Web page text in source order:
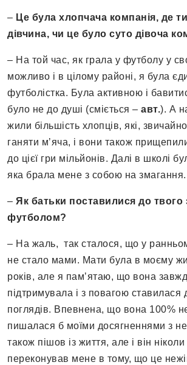
– Це була хлопчача компанія, де
дівчина, чи це було суто дівоча
– На той час, як грала у футболу у
можливо і в цілому районі, я була
футболістка. Була активною і
було не до душі (сміється – авт.). А
жили більшість хлопців, які,
ганяти мʼяча, і вони також
до цієї гри мільйонів. Далі в школі
яка брала мене з собою на змагання.
– Як батьки поставилися до твого
футболом?
– На жаль, так сталося, що у
не стало мами. Мати була в моєму
років, але я памʼятаю, що вона
підтримувала і з повагою ставилася
поглядів. Впевнена, що вона 100%
пишалася б моїми досягненнями з
також пішов із життя, але і він
переконував мене в тому, що це